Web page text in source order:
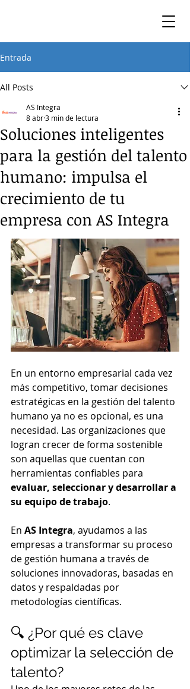
Entrada
All Posts
Soluciones inteligentes
para la gestión del talento
humano: impulsa el
crecimiento de tu
empresa con AS Integra
AS Integra
8 abr3 min de lectura
En un entorno empresarial cada vez
más competitivo, tomar decisiones
estratégicas en la gestión del talento
humano ya no es opcional, es una
necesidad. Las organizaciones que
logran crecer de forma sostenible
son aquellas que cuentan con
herramientas confiables para
evaluar, seleccionar y desarrollar a
su equipo de trabajo.
En AS Integra, ayudamos a las
empresas a transformar su proceso
de gestión humana a través de
soluciones innovadoras, basadas en
datos y respaldadas por
metodologías científicas.
🔍 ¿Por qué es clave
optimizar la selección de
talento?